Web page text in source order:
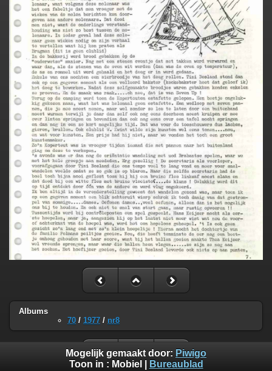
Albums
70 / 1977 / nr8
Mogelijk gemaakt door: Piwigo
Toon in : Mobiel Bureaublad